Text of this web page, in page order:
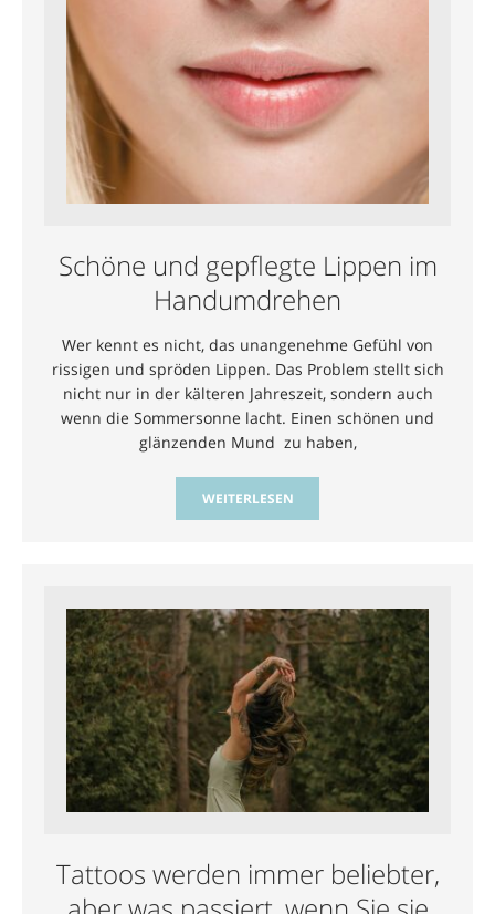
Schöne und gepflegte Lippen im
Handumdrehen
Wer kennt es nicht, das unangenehme Gefühl von
rissigen und spröden Lippen. Das Problem stellt sich
nicht nur in der kälteren Jahreszeit, sondern auch
wenn die Sommersonne lacht. Einen schönen und
glänzenden Mund zu haben,
WEITERLESEN
Tattoos werden immer beliebter,